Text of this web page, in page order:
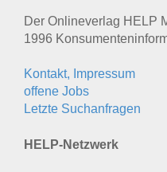
Der Onlineverlag HELP
1996
Kontakt, Impressum
offene Jobs
Letzte Suchanfragen
HELP-Netzwerk